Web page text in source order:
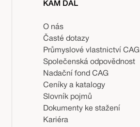
KAM DÁL
O nás
Časté dotazy
Průmyslové vlastnictví CAG
Společenská odpovědnost
Nadační fond CAG
Ceníky a katalogy
Slovník pojmů
Dokumenty ke stažení
Kariéra